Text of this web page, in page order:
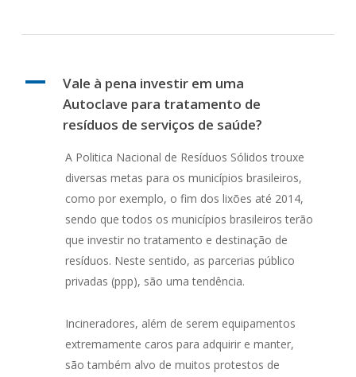
A
Vale à pena investir em uma
Autoclave para tratamento de
resíduos de serviços de saúde?
A Politica Nacional de Resíduos Sólidos trouxe
diversas metas para os municípios brasileiros,
como por exemplo, o fim dos lixões até 2014,
sendo que todos os municípios brasileiros terão
que investir no tratamento e destinação de
resíduos. Neste sentido, as parcerias público
privadas (ppp), são uma tendência.
Incineradores, além de serem equipamentos
extremamente caros para adquirir e manter,
são também alvo de muitos protestos de